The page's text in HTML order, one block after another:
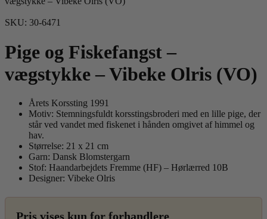
SKU: 30-6471
Pige og Fiskefangst –
vægstykke – Vibeke Olris (VO)
Årets Korssting 1991
Motiv: Stemningsfuldt korsstingsbroderi med en lille pige, der
står ved vandet med fiskenet i hånden omgivet af himmel og
hav.
Størrelse: 21 x 21 cm
Garn: Dansk Blomstergarn
Stof: Haandarbejdets Fremme (HF) – Hørlærred 10B
Designer: Vibeke Olris
Pris vises kun for forhandlere